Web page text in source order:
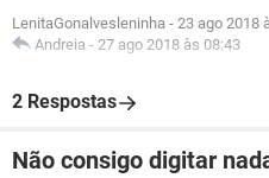
LenitaGonalvesleninha - 23 ago 2018
Andreia - 27 ago 2018 às 08:43
2 Respostas
Não consigo digitar